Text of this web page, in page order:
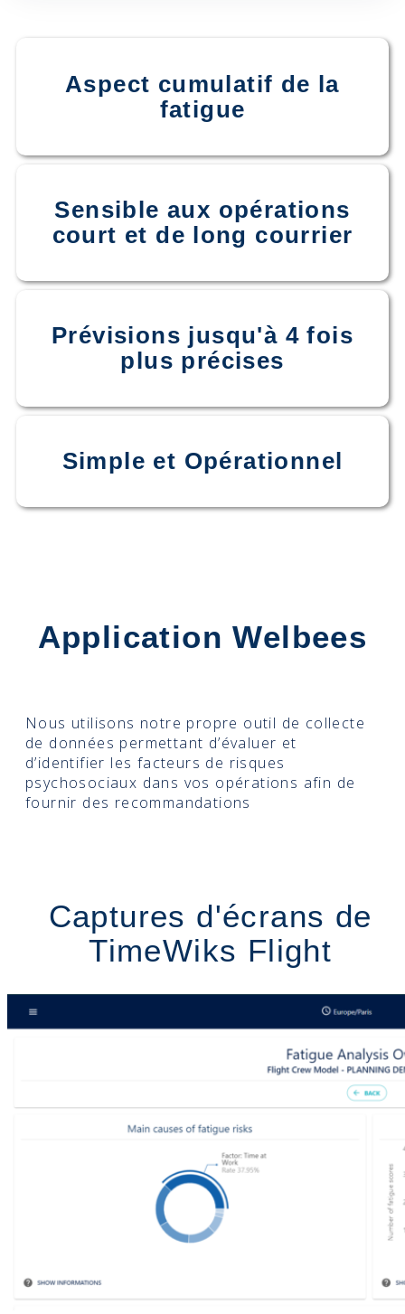
Aspect cumulatif de la
fatigue
Sensible aux opérations
court et de long courrier
Prévisions jusqu'à 4 fois
plus précises
Simple et Opérationnel
Application Welbees
Nous utilisons notre propre outil de collecte
de données permettant d’évaluer et
d’identifier les facteurs de risques
psychosociaux dans vos opérations afin de
fournir des recommandations
Captures d'écrans de
TimeWiks Flight